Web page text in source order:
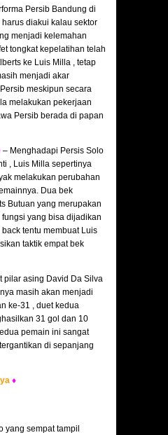
Persib Bandung di
diakui kalau sektor
menjadi kelemahan
tongkat kepelatihan telah
ke Luis Milla , tetap
menjadi akar
meskipun secara
melakukan pekerjaan
Persib berada di papan
– Menghadapi Persis Solo
, Luis Milla sepertinya
melakukan perubahan
Dua bek
Butuan yang merupakan
yang bisa dijadikan
tentu membuat Luis
taktik empat bek
pilar asing David Da Silva
masih akan menjadi
ke-31 , duet kedua
31 gol dan 10
pemain ini sangat
di sepanjang
♦
yang sempat tampil